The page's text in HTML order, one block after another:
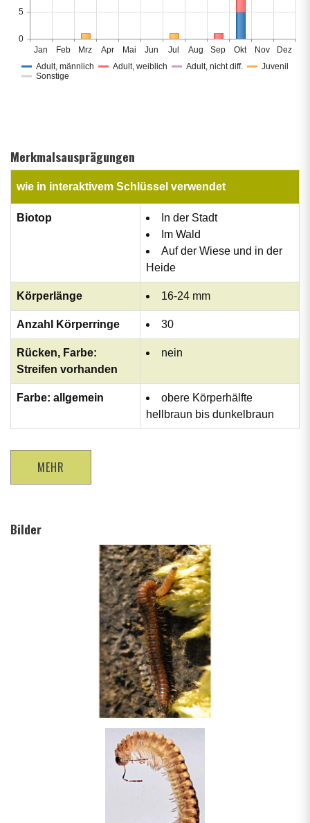
Jan Feb Mrz Apr Mai Jun Jul Aug Sep Okt Nov Dez
0
5
Adult, männlich Adult, weiblich Adult, nicht diff.
Juvenil
Sonstige
Merkmalsausprägungen
wie in interaktivem Schlüssel verwendet
Biotop
In der Stadt
Im Wald
Auf der Wiese und in der
Heide
Körperlänge 16-24 mm
Anzahl Körperringe 30
Rücken, Farbe:
Streifen vorhanden
nein
Farbe: allgemein
obere Körperhälfte
hellbraun bis dunkelbraun
MEHR
Bilder